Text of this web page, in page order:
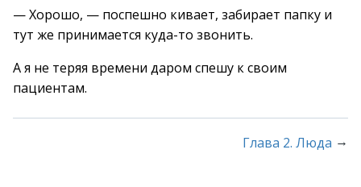
— Хорошо, — поспешно кивает, забирает папку и
тут же принимается куда-то звонить.
А я не теряя времени даром спешу к своим
пациентам.
Глава 2. Люда →